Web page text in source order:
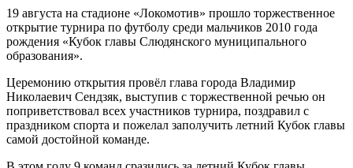
19 августа на стадионе «Локомотив» прошло торжественное
открытие турнира по футболу среди мальчиков 2010 года
рождения «Кубок главы Слюдянского муниципального
образования».
Церемонию открытия провёл глава города Владимир
Николаевич Сендзяк, выступив с торжественной речью он
поприветствовал всех участников турнира, поздравил с
праздником спорта и пожелал заполучить летний Кубок главы
самой достойной команде.